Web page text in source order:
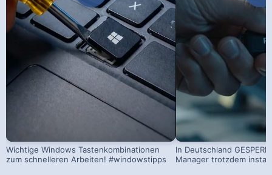
Wichtige Windows Tastenkombinationen
zum schnelleren Arbeiten! #windowstipps
In Deutschland
Manager trotzdem